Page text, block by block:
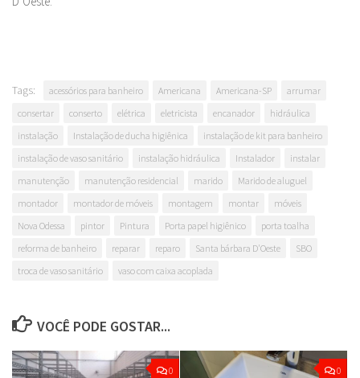
Tags: acessórios para banheiro Americana Americana-SP
arrumar
consertar
conserto elétrica eletricista encanador
hidráulica
instalação
Instalação de ducha higiênica
instalação de kit para banheiro
instalação de vaso sanitário
instalação hidráulica Instalador
instalar
manutenção
manutenção residencial marido
Marido de aluguel
montador
montador de móveis montagem montar
móveis
Nova Odessa
pintor Pintura Porta papel higiênico
porta toalha
reforma de banheiro
reparar reparo Santa bárbara D'Oeste
SBO
troca de vaso sanitário
vaso com caixa acoplada
VOCÊ PODE GOSTAR...
0 0